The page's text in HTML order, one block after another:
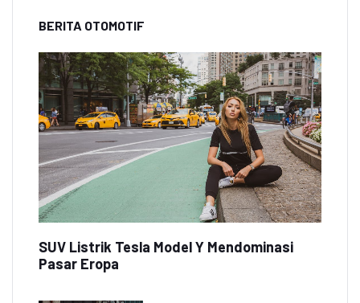
BERITA OTOMOTIF
SUV Listrik Tesla Model Y Mendominasi
Pasar Eropa